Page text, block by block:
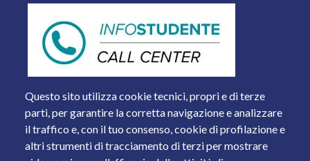
Questo sito utilizza cookie tecnici, propri e di terze
parti, per garantire la corretta navigazione e analizzare
il traffico e, con il tuo consenso, cookie di profilazione e
altri strumenti di tracciamento di terzi per mostrare